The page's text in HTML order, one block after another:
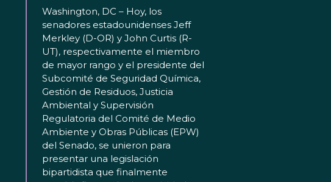
Washington, DC – Hoy, los
senadores estadounidenses Jeff
Merkley (D-OR) y John Curtis (R-
UT), respectivamente el miembro
de mayor rango y el presidente del
Subcomité de Seguridad Química,
Gestión de Residuos, Justicia
Ambiental y Supervisión
Regulatoria del Comité de Medio
Ambiente y Obras Públicas (EPW)
del Senado, se unieron para
presentar una legislación
bipartidista que finalmente